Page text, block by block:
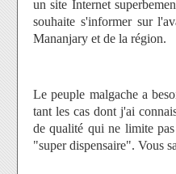
un site Internet
souhaite s'informer sur
Mananjary et de la région.
Le peuple malgache a
tant les cas dont j'ai
de qualité qui ne limite
"super dispensaire". Vous